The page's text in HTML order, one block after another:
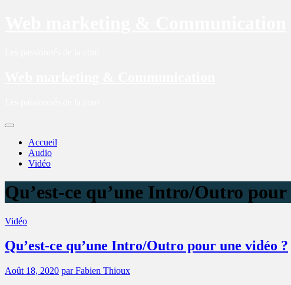
Accueil
Audio
Vidéo
Qu’est-ce qu’une Intro/Outro pour
Vidéo
Qu’est-ce qu’une Intro/Outro pour une vidéo ?
Août 18, 2020 par Fabien Thioux